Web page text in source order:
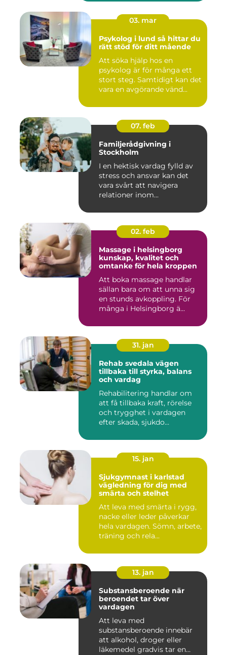
03. mar
Psykolog i lund så hittar du
rätt stöd för ditt mående
Att söka hjälp hos en
psykolog är för många ett
stort steg. Samtidigt kan det
vara en avgörande vänd...
07. feb
Familjerådgivning i
Stockholm
I en hektisk vardag fylld av
stress och ansvar kan det
vara svårt att navigera
relationer inom...
02. feb
Massage i helsingborg
kunskap, kvalitet och
omtanke för hela kroppen
Att boka massage handlar
sällan bara om att unna sig
en stunds avkoppling. För
många i Helsingborg ä...
31. jan
Rehab svedala vägen
tillbaka till styrka, balans
och vardag
Rehabilitering handlar om
att få tillbaka kraft, rörelse
och trygghet i vardagen
efter skada, sjukdo...
15. jan
Sjukgymnast i karlstad
vägledning för dig med
smärta och stelhet
Att leva med smärta i rygg,
nacke eller leder påverkar
hela vardagen. Sömn, arbete,
träning och rela...
13. jan
Substansberoende när
beroendet tar över
vardagen
Att leva med
substansberoende innebär
att alkohol, droger eller
läkemedel gradvis tar en